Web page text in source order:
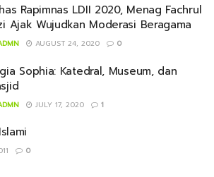
Rapimnas LDII 2020, Menag Fachrul
Ajak Wujudkan Moderasi Beragama
AUGUST 24, 2020 0
Sophia: Katedral, Museum, dan
JULY 17, 2020 1
0